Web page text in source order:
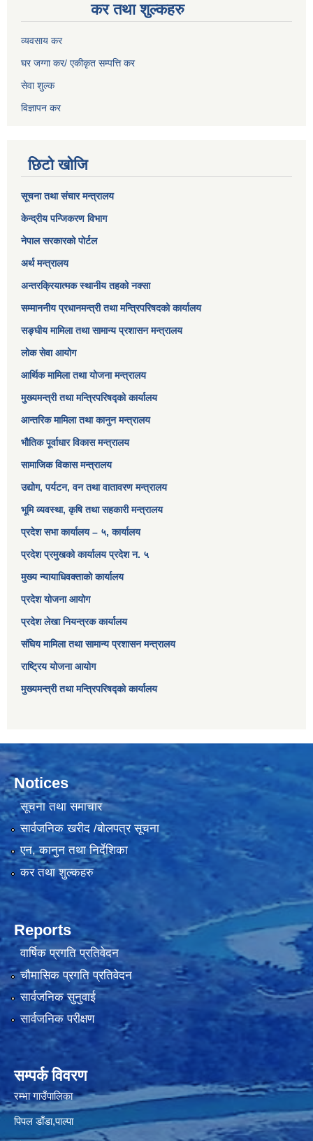
कर तथा शुल्कहरु
व्यवसाय कर
घर जग्गा कर/ एकीकृत सम्पत्ति कर
सेवा शुल्क
विज्ञापन कर
छिटो खोजि
सूचना तथा संचार मन्त्रालय
केन्द्रीय पन्जिकरण विभाग
नेपाल सरकारको पोर्टल
अर्थ मन्त्रालय
अन्तरक्रियात्मक स्थानीय तहको नक्सा
सम्माननीय प्रधानमन्त्री तथा मन्त्रिपरिषद‌को कार्यालय
सङ्‍घीय मामिला तथा सामान्य प्रशासन मन्त्रालय
लोक सेवा आयोग
आर्थिक मामिला तथा योजना मन्त्रालय​
मुख्यमन्त्री तथा मन्त्रिपरिषद्को कार्यालय
आन्तरिक मामिला तथा कानुन मन्त्रालय
भौतिक पूर्वाधार विकास मन्त्रालय
सामाजिक विकास मन्त्रालय
उद्योग, पर्यटन, वन तथा वातावरण मन्त्रालय
भूमि व्यवस्था, कृषि तथा सहकारी मन्त्रालय
प्रदेश सभा कार्यालय – ५, कार्यालय
प्रदेश प्रमुखको कार्यालय प्रदेश न. ५
मुख्य न्यायाधिवक्ताको कार्यालय
प्रदेश योजना आयोग
प्रदेश लेखा नियन्त्रक कार्यालय
संघिय मामिला तथा सामान्य प्रशासन मन्त्रालय
राष्ट्रिय योजना आयोग
मुख्यमन्त्री तथा मन्त्रिपरिषद्को कार्यालय
Notices
सूचना तथा समाचार
सार्वजनिक खरीद /बोलपत्र सूचना
एन, कानुन तथा निर्देशिका
कर तथा शुल्कहरु
Reports
वार्षिक प्रगति प्रतिवेदन
चौमासिक प्रगति प्रतिवेदन
सार्वजनिक सुनुवाई
सार्वजनिक परीक्षण
सम्पर्क विवरण
रम्भा गाउँपालिका
पिपल डाँडा,पाल्पा